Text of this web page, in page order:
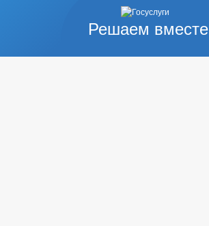
Решаем вместе